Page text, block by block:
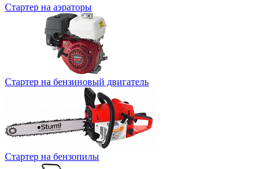
Стартер на аэраторы
Стартер на бензиновый двигатель
Стартер на бензопилы